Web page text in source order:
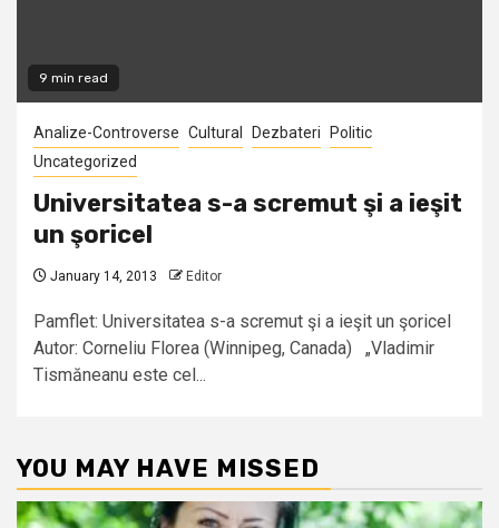
9 min read
Analize-Controverse Cultural Dezbateri
Politic
Uncategorized
Universitatea s-a scremut şi a ieşit
un şoricel
January 14, 2013 Editor
Pamflet: Universitatea s-a scremut şi a ieşit un şoricel
Autor: Corneliu Florea (Winnipeg, Canada) „Vladimir
Tismăneanu este cel...
YOU MAY HAVE MISSED